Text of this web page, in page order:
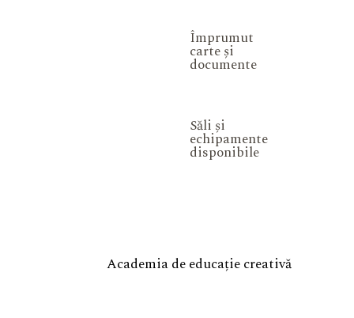
Împrumut
carte și
documente
Săli și
echipamente
disponibile
Academia de educație creativă